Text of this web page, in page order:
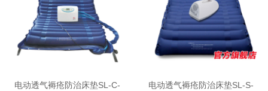
电动透气褥疮防治床垫SL-C-
电动透气褥疮防治床垫SL-S-